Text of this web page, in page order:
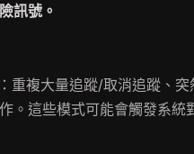
訊號。
重複大量追蹤/取消追蹤、突
。這些模式可能會觸發系統